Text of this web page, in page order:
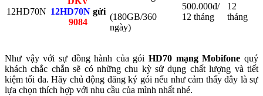
12HD70N 12HD70N gửi
9084
(180GB/360
ngày)
500.000đ/
12 tháng
12
tháng
Như vậy với sự đồng hành của góiHD70 mạng Mobifone quý
khách chắc chắn sẽ có những chu kỳ sử dụng chất lượng và tiết
kiệm tối đa. Hãy chủ động đăng ký gói nếu như cảm thấy đây là sự
lựa chọn thích hợp với nhu cầu của mình nhất nhé.